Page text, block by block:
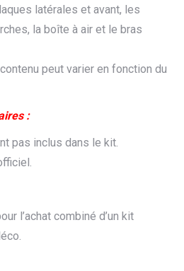
latérales et avant, les
la boîte à air et le bras
peut varier en fonction du
:
pas inclus dans le kit.
l’achat combiné d’un kit